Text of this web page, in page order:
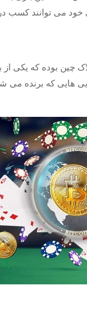
می توانند کسب
چین بوده که
هایی که برنده